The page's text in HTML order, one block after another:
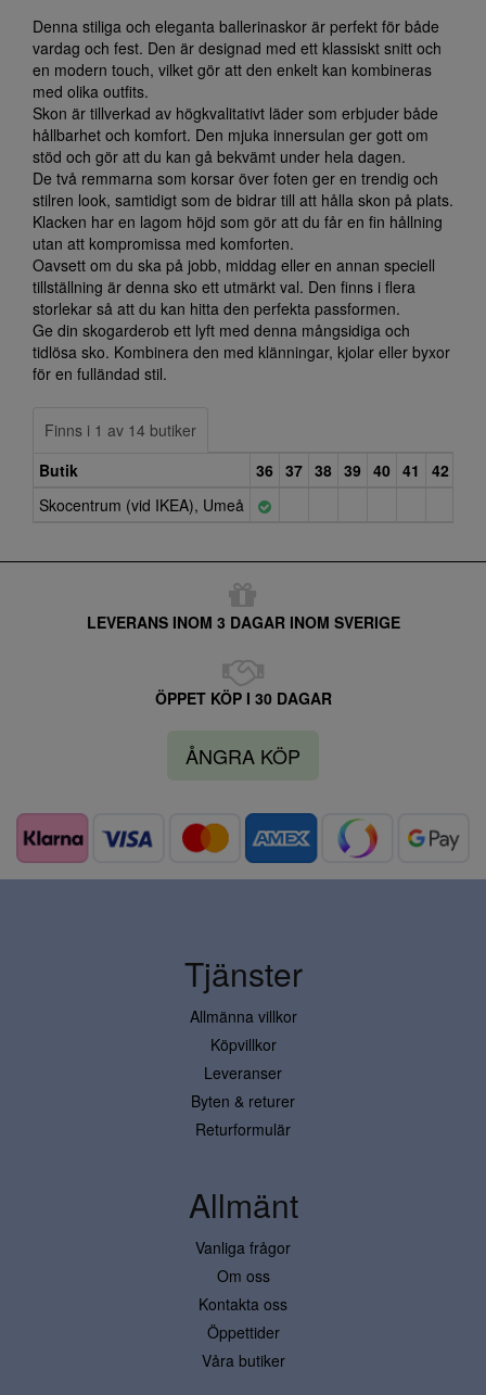
Denna stiliga och eleganta ballerinaskor är perfekt för både
vardag och fest. Den är designad med ett klassiskt snitt och
en modern touch, vilket gör att den enkelt kan kombineras
med olika outfits.
Skon är tillverkad av högkvalitativt läder som erbjuder både
hållbarhet och komfort. Den mjuka innersulan ger gott om
stöd och gör att du kan gå bekvämt under hela dagen.
De två remmarna som korsar över foten ger en trendig och
stilren look, samtidigt som de bidrar till att hålla skon på plats.
Klacken har en lagom höjd som gör att du får en fin hållning
utan att kompromissa med komforten.
Oavsett om du ska på jobb, middag eller en annan speciell
tillställning är denna sko ett utmärkt val. Den finns i flera
storlekar så att du kan hitta den perfekta passformen.
Ge din skogarderob ett lyft med denna mångsidiga och
tidlösa sko. Kombinera den med klänningar, kjolar eller byxor
för en fulländad stil.
Finns i 1 av 14 butiker
Butik
36 37 38 39 40 41
42
Skocentrum (vid IKEA), Umeå
LEVERANS INOM 3 DAGAR INOM SVERIGE
ÖPPET KÖP I 30 DAGAR
ÅNGRA KÖP
Tjänster
Allmänna villkor
Köpvillkor
Leveranser
Byten & returer
Returformulär
Allmänt
Vanliga frågor
Om oss
Kontakta oss
Öppettider
Våra butiker